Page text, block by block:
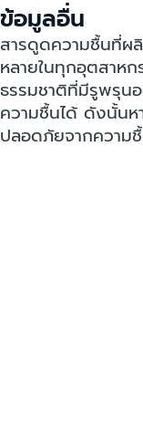
ข้อมูลอื่น
สารดูดความชื้นที่ผ
หลายในทุกอุตสาห
ธรรมชาติที่มีรูพรุน
ความชื้นได้ ดังนั้น
ปลอดภัยจากความ